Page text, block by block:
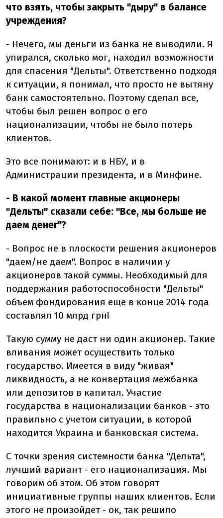
что взять, чтобы закрыть "дыру" в балансе
учреждения?
- Нечего, мы деньги из банка не выводили. Я
упирался, сколько мог, находил возможности
для спасения "Дельты". Ответственно подходя
к ситуации, я понимал, что просто не вытяну
банк самостоятельно. Поэтому сделал все,
чтобы был решен вопрос о его
национализации, чтобы не было потерь
клиентов.
Это все понимают: и в НБУ, и в
Администрации президента, и в Минфине.
- В какой момент главные акционеры
"Дельты" сказали себе: "Все, мы больше не
даем денег"?
- Вопрос не в плоскости решения акционеров
"даем/не даем". Вопрос в наличии у
акционеров такой суммы. Необходимый для
поддержания работоспособности "Дельты"
объем фондирования еще в конце 2014 года
составлял 10 млрд грн!
Такую сумму не даст ни один акционер. Такие
вливания может осуществить только
государство. Имеется в виду "живая"
ликвидность, а не конвертация межбанка
или депозитов в капитал. Участие
государства в национализации банков - это
правильно с учетом ситуации, в которой
находится Украина и банковская система.
С точки зрения системности банка "Дельта",
лучший вариант - его национализация. Мы
говорим об этом. Об этом говорят
инициативные группы наших клиентов. Если
этого не произойдет - ок, так решило